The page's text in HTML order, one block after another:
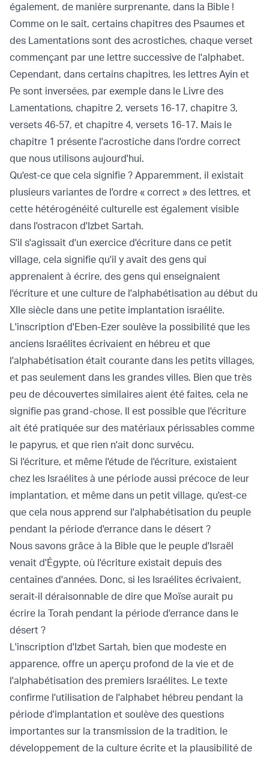
également, de manière surprenante, dans la Bible !
Comme on le sait, certains chapitres des Psaumes et
des Lamentations sont des acrostiches, chaque verset
commençant par une lettre successive de l'alphabet.
Cependant, dans certains chapitres, les lettres Ayin et
Pe sont inversées, par exemple dans le Livre des
Lamentations, chapitre 2, versets 16-17, chapitre 3,
versets 46-57, et chapitre 4, versets 16-17. Mais le
chapitre 1 présente l'acrostiche dans l'ordre correct
que nous utilisons aujourd'hui.
Qu'est-ce que cela signifie ? Apparemment, il existait
plusieurs variantes de l'ordre « correct » des lettres, et
cette hétérogénéité culturelle est également visible
dans l'ostracon d'Izbet Sartah.
S'il s'agissait d'un exercice d'écriture dans ce petit
village, cela signifie qu'il y avait des gens qui
apprenaient à écrire, des gens qui enseignaient
l'écriture et une culture de l'alphabétisation au début du
XIIe siècle dans une petite implantation israélite.
L'inscription d'Eben-Ezer soulève la possibilité que les
anciens Israélites écrivaient en hébreu et que
l'alphabétisation était courante dans les petits villages,
et pas seulement dans les grandes villes. Bien que très
peu de découvertes similaires aient été faites, cela ne
signifie pas grand-chose. Il est possible que l'écriture
ait été pratiquée sur des matériaux périssables comme
le papyrus, et que rien n'ait donc survécu.
Si l'écriture, et même l'étude de l'écriture, existaient
chez les Israélites à une période aussi précoce de leur
implantation, et même dans un petit village, qu'est-ce
que cela nous apprend sur l'alphabétisation du peuple
pendant la période d'errance dans le désert ?
Nous savons grâce à la Bible que le peuple d'Israël
venait d'Égypte, où l'écriture existait depuis des
centaines d'années. Donc, si les Israélites écrivaient,
serait-il déraisonnable de dire que Moïse aurait pu
écrire la Torah pendant la période d'errance dans le
désert ?
L'inscription d'Izbet Sartah, bien que modeste en
apparence, offre un aperçu profond de la vie et de
l'alphabétisation des premiers Israélites. Le texte
confirme l'utilisation de l'alphabet hébreu pendant la
période d'implantation et soulève des questions
importantes sur la transmission de la tradition, le
développement de la culture écrite et la plausibilité de